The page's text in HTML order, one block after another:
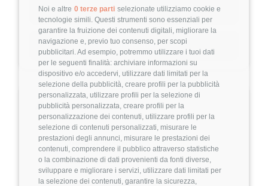
Noi e altre 0 terze parti selezionate utilizziamo cookie e
tecnologie simili. Questi strumenti sono essenziali per
garantire la fruizione dei contenuti digitali, migliorare la
navigazione e, previo tuo consenso, per scopi
pubblicitari. Ad esempio, potremmo utilizzare i tuoi dati
per le seguenti finalità: archiviare informazioni su
dispositivo e/o accedervi, utilizzare dati limitati per la
selezione della pubblicità, creare profili per la pubblicità
personalizzata, utilizzare profili per la selezione di
pubblicità personalizzata, creare profili per la
personalizzazione dei contenuti, utilizzare profili per la
selezione di contenuti personalizzati, misurare le
prestazioni degli annunci, misurare le prestazioni dei
contenuti, comprendere il pubblico attraverso statistiche
o la combinazione di dati provenienti da fonti diverse,
sviluppare e migliorare i servizi, utilizzare dati limitati per
la selezione dei contenuti, garantire la sicurezza,
not just in theB2Csector, where we began, but
also inB2Bby integrating into corporate
welfare programsfor both large enterprises
and SMEs that shape our market. Hence, we
are looking for a Backend Engineer to help us
grow and shape the next phase of our technical
evolution.
About The Role
At Vita Health, technology is at the heart of
what we do, making our product development
Guida per questa posizione⚡
Condividi🔗
🔎Informazioni
💼
Livello di esperienza
Junior/Middle